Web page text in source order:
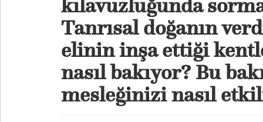
kılavuzluğunda
Tanrısal doğanın
elinin inşa ettiği
nasıl bakıyor? Bu
mesleğinizi nasıl